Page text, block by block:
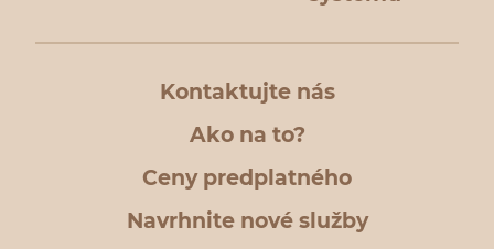
Kontaktujte nás
Ako na to?
Ceny predplatného
Navrhnite nové služby